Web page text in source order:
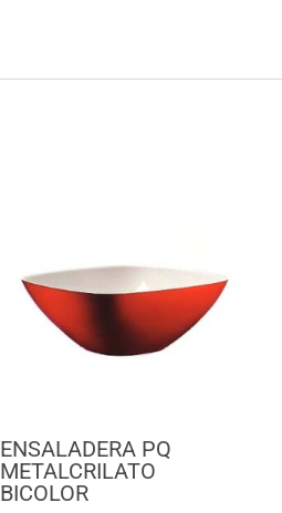
ENSALADERA PQ
METALCRILATO
BICOLOR